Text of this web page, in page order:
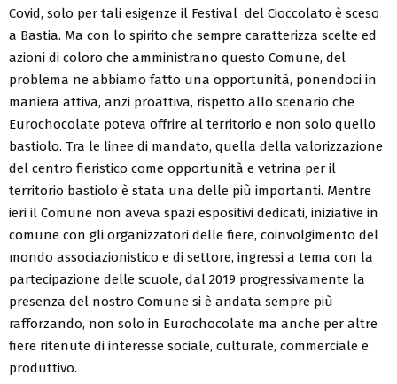
Covid, solo per tali esigenze il Festival del Cioccolato è sceso
a Bastia. Ma con lo spirito che sempre caratterizza scelte ed
azioni di coloro che amministrano questo Comune, del
problema ne abbiamo fatto una opportunità, ponendoci in
maniera attiva, anzi proattiva, rispetto allo scenario che
Eurochocolate poteva offrire al territorio e non solo quello
bastiolo. Tra le linee di mandato, quella della valorizzazione
del centro fieristico come opportunità e vetrina per il
territorio bastiolo è stata una delle più importanti. Mentre
ieri il Comune non aveva spazi espositivi dedicati, iniziative in
comune con gli organizzatori delle fiere, coinvolgimento del
mondo associazionistico e di settore, ingressi a tema con la
partecipazione delle scuole, dal 2019 progressivamente la
presenza del nostro Comune si è andata sempre più
rafforzando, non solo in Eurochocolate ma anche per altre
fiere ritenute di interesse sociale, culturale, commerciale e
produttivo.